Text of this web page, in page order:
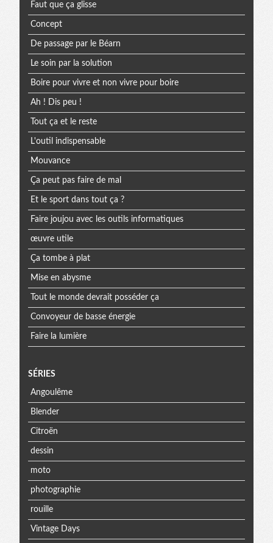
Faut que ça glisse
Concept
De passage par le Béarn
Le soin par la solution
Boire pour vivre et non vivre pour boire
Ah ! Dis peu !
Tout ça et le reste
L'outil indispensable
Mouvance
Ça peut pas faire de mal
Et le sport dans tout ça ?
Faire joujou avec les outils informatiques
œuvre utile
Ça tombe à plat
Mise en abysme
Tout le monde devrait posséder ça
Convoyeur de basse énergie
Faire la lumière
SÉRIES
Angoulême
Blender
Citroën
dessin
moto
photographie
rouille
Vintage Days